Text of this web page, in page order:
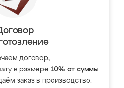
договор,
в размере 10% от суммы
заказ в производство.